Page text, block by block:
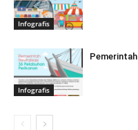
Infografis
Infografis